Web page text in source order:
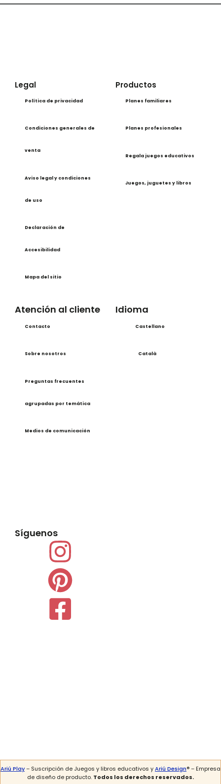
Legal
Política de privacidad
Condiciones generales de
venta
Aviso legal y condiciones
de uso
Declaración de
Accesibilidad
Mapa del sitio
Productos
Planes familiares
Planes profesionales
Regala juegos educativos
Juegos, juguetes y libros
Atención al cliente
Contacto
Sobre nosotros
Preguntas frecuentes
agrupadas por temática
Medios de comunicación
Idioma
Castellano
Català
Síguenos
Ariú Play– Suscripción de Juegos y libros educativos yAriú Design® – Empresa
de diseño de producto. Todos los derechos reservados.